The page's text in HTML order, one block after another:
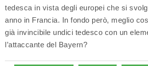
tedesca in vista degli europei che si
anno in Francia. In fondo però, meglio
già invincibile undici tedesco con un
l’attaccante del Bayern?